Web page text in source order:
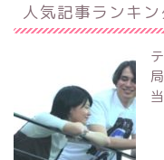
人気記事ランキン